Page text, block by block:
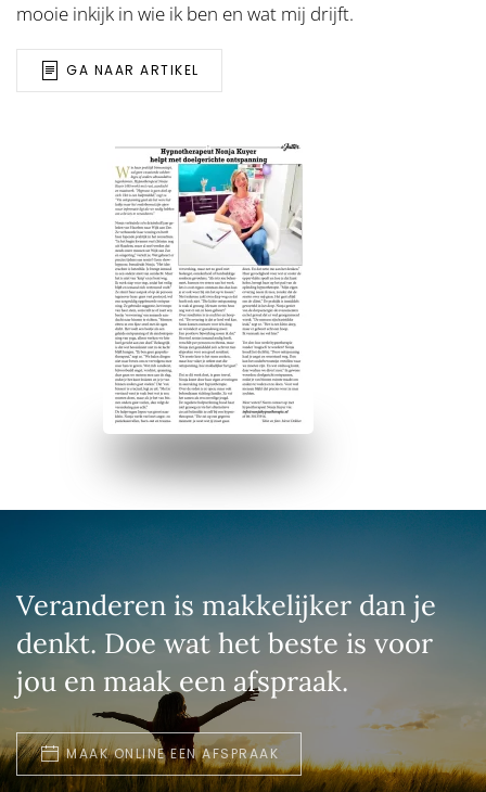
mooie inkijk in wie ik ben en wat mij drijft.
GA NAAR ARTIKEL
Veranderen is makkelijker dan je
denkt. Doe wat het beste is voor
jou en maak een afspraak.
MAAK ONLINE EEN AFSPRAAK